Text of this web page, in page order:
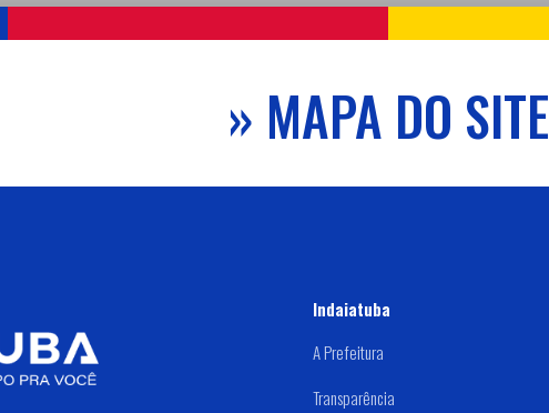
» MAPA DO SITE
Indaiatuba
A Prefeitura
Transparência